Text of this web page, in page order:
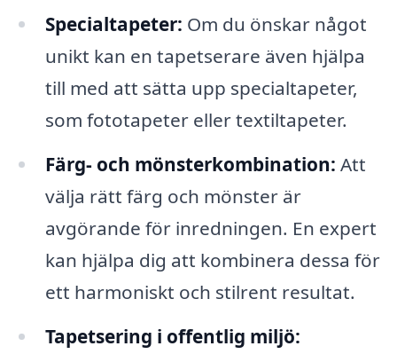
Specialtapeter: Om du önskar något
unikt kan en tapetserare även hjälpa
till med att sätta upp specialtapeter,
som fototapeter eller textiltapeter.
Färg- och mönsterkombination: Att
välja rätt färg och mönster är
avgörande för inredningen. En expert
kan hjälpa dig att kombinera dessa för
ett harmoniskt och stilrent resultat.
Tapetsering i offentlig miljö: